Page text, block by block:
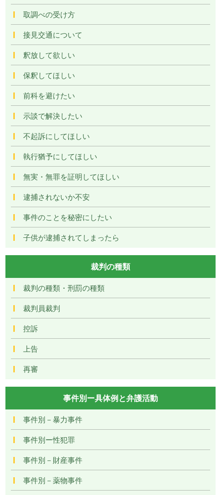
取調べの受け方
接見交通について
釈放して欲しい
保釈してほしい
前科を避けたい
示談で解決したい
不起訴にしてほしい
執行猶予にしてほしい
無実・無罪を証明してほしい
逮捕されないか不安
事件のことを秘密にしたい
子供が逮捕されてしまったら
裁判の種類
裁判の種類・刑罰の種類
裁判員裁判
控訴
上告
再審
事件別ー具体例と弁護活動
事件別－暴力事件
事件別ー性犯罪
事件別－財産事件
事件別－薬物事件